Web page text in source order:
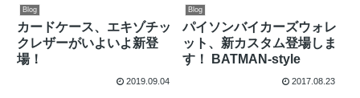
Blog
カードケース、エキゾチッ
クレザーがいよいよ新登
場！
2019.09.04
Blog
パイソンバイカーズウォレ
ット、新カスタム登場しま
す！ BATMAN-style
2017.08.23